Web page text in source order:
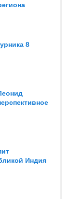
8
Индия